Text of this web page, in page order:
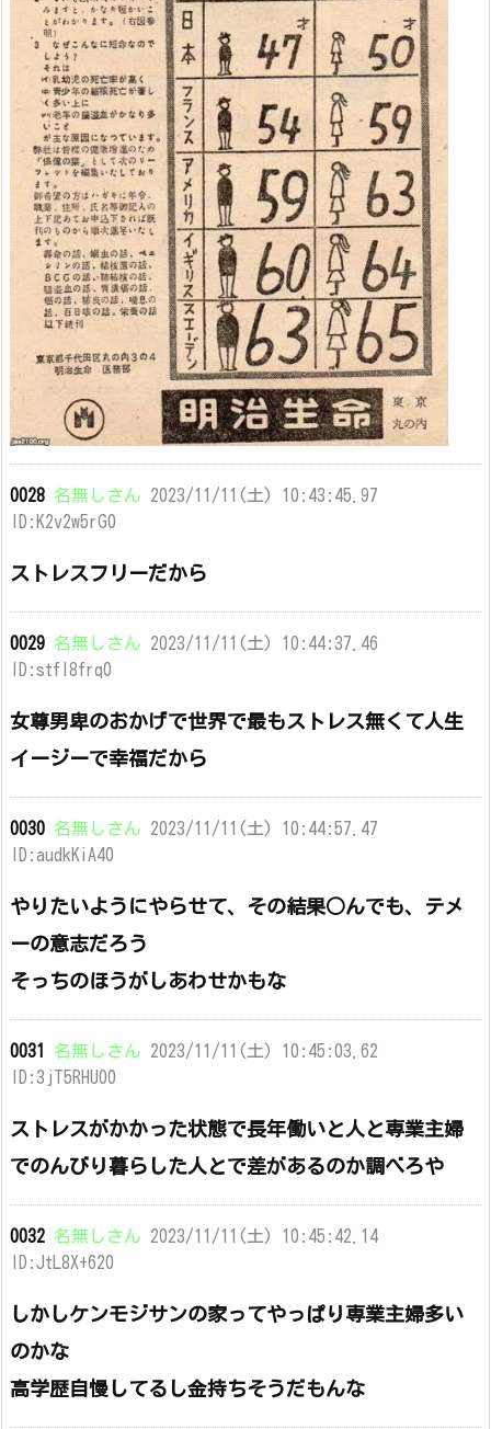
0028 名無しさん 2023/11/11(土) 10:43:45.97
ID:K2v2w5rG0
ストレスフリーだから
0029 名無しさん 2023/11/11(土) 10:44:37.46
ID:stfI8frq0
女尊男卑のおかげで世界で最もストレス無くて人生
イージーで幸福だから
0030 名無しさん 2023/11/11(土) 10:44:57.47
ID:audkKiA40
やりたいようにやらせて、その結果○んでも、テメ
ーの意志だろう
そっちのほうがしあわせかもな
0031 名無しさん 2023/11/11(土) 10:45:03.62
ID:3jT5RHU00
ストレスがかかった状態で長年働いと人と専業主婦
でのんびり暮らした人とで差があるのか調べろや
0032 名無しさん 2023/11/11(土) 10:45:42.14
ID:JtL8X+620
しかしケンモジサンの家ってやっぱり専業主婦多い
のかな
高学歴自慢してるし金持ちそうだもんな